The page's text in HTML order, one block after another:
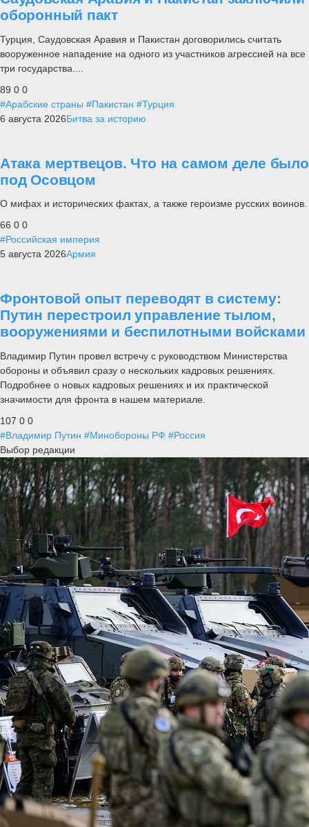
оборонный пакт
Турция, Саудовская Аравия и Пакистан договорились считать
вооруженное нападение на одного из участников агрессией на все
три государства....
89 0 0
#Арабские страны #Пакистан #Турция
6 августа 2026Битва за историю
Атака мертвецов. Что на самом деле было
под Осовцом
О мифах и исторических фактах, а также героизме русских воинов.
66 0 0
#Российская империя
5 августа 2026Армия
Фронтовой опыт переводят в систему:
Путин перестроил управление тылом,
вооружениями и беспилотными войсками
Владимир Путин провел встречу с руководством Министерства
обороны и объявил сразу о нескольких кадровых решениях.
Подробнее о новых кадровых решениях и их практической
значимости для фронта в нашем материале.
107 0 0
#Владимир Путин #Минобороны РФ #Россия
Выбор редакции